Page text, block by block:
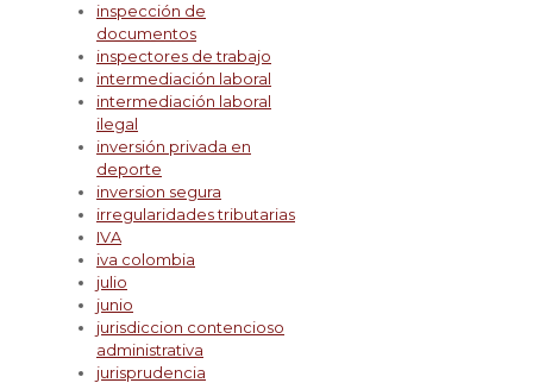
inspección de
documentos
inspectores de trabajo
intermediación laboral
intermediación laboral
ilegal
inversión privada en
deporte
inversion segura
irregularidades tributarias
IVA
iva colombia
julio
junio
jurisdiccion contencioso
administrativa
jurisprudencia